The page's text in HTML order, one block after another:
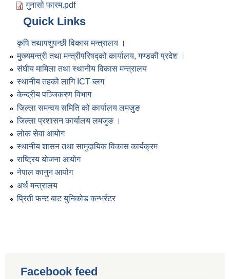
गुनासो फारम.pdf
Quick Links
कृषि तथापशुपन्छी विकास मन्त्रालय ।
मुख्यमन्त्री तथा मन्त्रीपरिषद्को कार्यालय, गण्डकी प्रदेश ।
संघीय मामिला तथा स्थानीय विकास मन्त्रालय
स्थानीय तहको लागि ICT ब्लग
केन्द्रीय पञ्जिकरण विभाग
जिल्ला समन्वय समिति को कार्यालय लमजुङ
जिल्ला प्रशासन कार्यालय लमजुङ ।
लोक सेवा आयोग
स्थानीय शासन तथा सामुदायिक विकास कार्यक्रम
राष्ट्रिय योजना आयोग
नेपाल कानुन आयोग
अर्थ मन्त्रालय
प्रिती फन्ट बाट युनिकोड कन्भर्रटर
Facebook feed